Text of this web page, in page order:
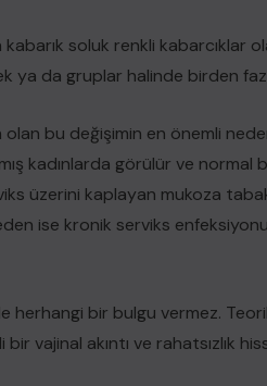
soluk renkli kabarcıklar
ya da gruplar halinde birden
bu değişimin en önemli
kadınlarda görülür ve
üzerini kaplayan mukoza
ise kronik serviks
herhangi bir bulgu vermez.
vajinal akıntı ve rahatsızlık